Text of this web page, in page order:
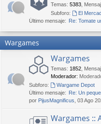
Temas: 5383
Subforo:
El
Último mensaje: Re: Tomate
Wargames
Wargames
Temas: 1852
Moderador:
Subforo:
Wargame Depot
Último mensaje: Re: Un
por PijusMagnificus , 03 Ago
Wargames ::